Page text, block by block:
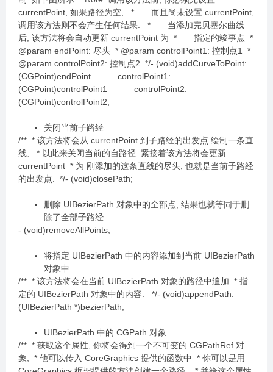
currentPoint, 如果路径为空, * 而且尚未设置 currentPoint,
调用该方法则不会产生任何结果. * 当添加完贝塞尔曲线
后, 该方法将会自动更新 currentPoint 为 * 指定的竣事点 *
@param endPoint: 尽头 * @param controlPoint1: 控制点1 *
@param controlPoint2: 控制点2 */- (void)addCurveToPoint:
(CGPoint)endPoint controlPoint1:
(CGPoint)controlPoint1 controlPoint2:
(CGPoint)controlPoint2;
关闭当前子路经
/** * 该方法将会从 currentPoint 到子路经的出发点 绘制一条直
线, * 以此来关闭当前的自路径. 紧接着该方法将会更新
currentPoint * 为 刚添加的这条直线的尽头, 也就是当前子路经
的出发点. */- (void)closePath;
删除 UIBezierPath 对象中的全部点, 结果也就等同于删
除了全部子路经
- (void)removeAllPoints;
将指定 UIBezierPath 中的内容添加到当前 UIBezierPath
对象中
/** * 该方法将会在当前 UIBezierPath 对象的路径中追加 * 指
定的 UIBezierPath 对象中的内容. */- (void)appendPath:
(UIBezierPath *)bezierPath;
UIBezierPath 中的 CGPath 对象
/** * 获取这个属性, 你将会得到一个不可变的 CGPathRef 对
象, * 他可以传入 CoreGraphics 提供的函数中 * 你可以是用